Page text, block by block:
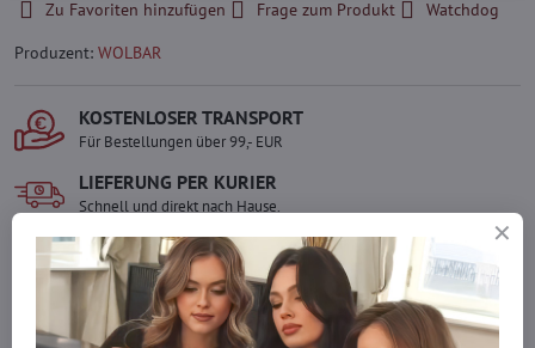
Zu Favoriten hinzufügen Frage zum Produkt
Watchdog
Produzent: WOLBAR
KOSTENLOSER TRANSPORT
Für Bestellungen über 99,- EUR
LIEFERUNG PER KURIER
Schnell und direkt nach Hause.
SICHERE ZAHLUNGEN
Gesicherte Online-Zahlungen
Ware auf Lager
Wir versenden sofort